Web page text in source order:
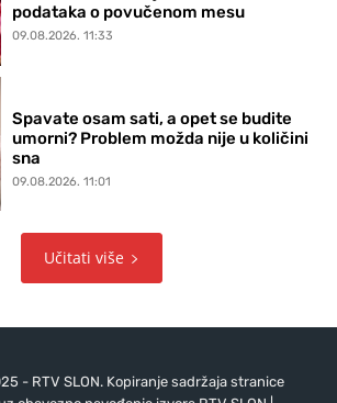
podataka o povučenom mesu
09.08.2026. 11:33
Spavate osam sati, a opet se budite
umorni? Problem možda nije u količini
sna
09.08.2026. 11:01
Učitati više
- RTV SLON. Kopiranje sadržaja stranice